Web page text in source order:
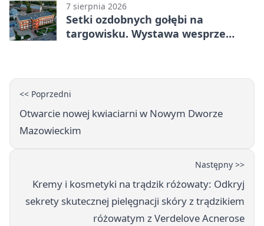
7 sierpnia 2026
Setki ozdobnych gołębi na
targowisku. Wystawa wesprze
<< Poprzedni
Otwarcie nowej kwiaciarni w Nowym Dworze
Mazowieckim
Następny >>
Kremy i kosmetyki na trądzik różowaty: Odkryj
sekrety skutecznej pielęgnacji skóry z trądzikiem
różowatym z Verdelove Acnerose